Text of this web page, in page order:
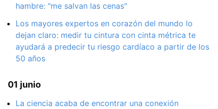
hambre: "me salvan las cenas"
Los mayores expertos en corazón del mundo lo
dejan claro: medir tu cintura con cinta métrica te
ayudará a predecir tu riesgo cardíaco a partir de los
50 años
01 junio
La ciencia acaba de encontrar una conexión